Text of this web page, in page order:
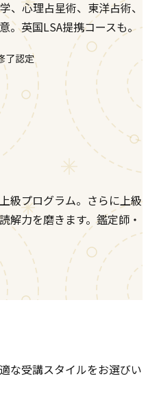
、心理占星術、東洋占術、
。英国LSA提携コースも。
了認定
級プログラム。さらに上級
解力を磨きます。鑑定師・
な受講スタイルをお選びい